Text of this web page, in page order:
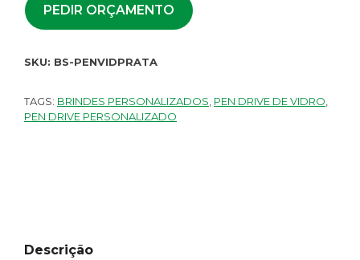
PEDIR ORÇAMENTO
SKU: BS-PENVIDPRATA
TAGS: BRINDES PERSONALIZADOS PEN DRIVE DE VIDRO
PEN DRIVE PERSONALIZADO
Descrição